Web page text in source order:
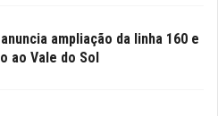
ampliação da linha 160 e
ao Vale do Sol